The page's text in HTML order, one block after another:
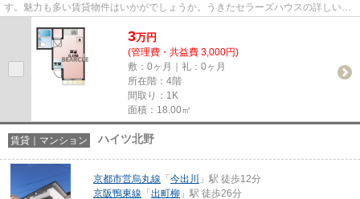
す。魅力も多い賃貸物件はいかがでしょうか。うきたセラーズハウスの詳しい情
3万円
(管理費・共益費 3,000円)
敷：0ヶ月｜礼：0ヶ月
所在階：4階
間取り：1K
面積：18.00㎡
賃貸｜マンション ハイツ北野
京都市営烏丸線 「 今出川
」駅 徒歩12分
京阪鴨東線 「 出町柳 」駅 徒歩26分